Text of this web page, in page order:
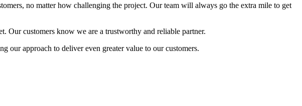
no matter how challenging the project. Our team will always go the extra mile to get
Our customers know we are a trustworthy and reliable partner.
our approach to deliver even greater value to our customers.